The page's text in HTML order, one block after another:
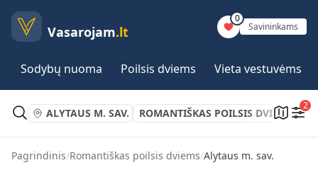
Vasarojam.lt
0
Savininkams
Sodybų nuoma Poilsis dviems Vieta vestuvėms
ALYTAUS M. SAV. ROMANTIŠKAS POILSIS DVIEMS
2
Pagrindinis/Romantiškas poilsis dviems/Alytaus m. sav.